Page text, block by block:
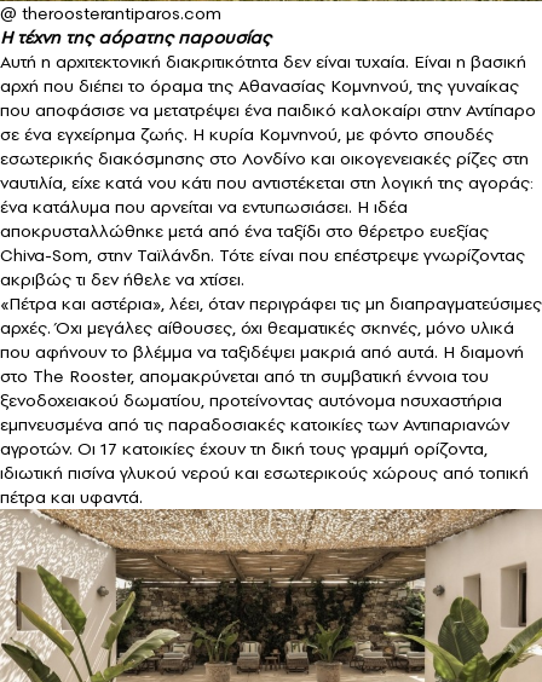
@ theroosterantiparos.com
Η τέχνη της αόρατης παρουσίας
Αυτή η αρχιτεκτονική διακριτικότητα δεν είναι τυχαία. Είναι η βασική
αρχή που διέπει το όραμα της Αθανασίας Κομνηνού, της γυναίκας
που αποφάσισε να μετατρέψει ένα παιδικό καλοκαίρι στην Αντίπαρο
σε ένα εγχείρημα ζωής. Η κυρία Κομνηνού, με φόντο σπουδές
εσωτερικής διακόσμησης στο Λονδίνο και οικογενειακές ρίζες στη
ναυτιλία, είχε κατά νου κάτι που αντιστέκεται στη λογική της αγοράς:
ένα κατάλυμα που αρνείται να εντυπωσιάσει. Η ιδέα
αποκρυσταλλώθηκε μετά από ένα ταξίδι στο θέρετρο ευεξίας
Chiva-Som, στην Ταϊλάνδη. Τότε είναι που επέστρεψε γνωρίζοντας
ακριβώς τι δεν ήθελε να χτίσει.
«Πέτρα και αστέρια», λέει, όταν περιγράφει τις μη διαπραγματεύσιμες
αρχές. Όχι μεγάλες αίθουσες, όχι θεαματικές σκηνές, μόνο υλικά
που αφήνουν το βλέμμα να ταξιδέψει μακριά από αυτά. Η διαμονή
στο The Rooster, απομακρύνεται από τη συμβατική έννοια του
ξενοδοχειακού δωματίου, προτείνοντας αυτόνομα ησυχαστήρια
εμπνευσμένα από τις παραδοσιακές κατοικίες των Αντιπαριανών
αγροτών. Οι 17 κατοικίες έχουν τη δική τους γραμμή ορίζοντα,
ιδιωτική πισίνα γλυκού νερού και εσωτερικούς χώρους από τοπική
πέτρα και υφαντά.